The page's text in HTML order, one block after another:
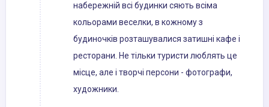
набережній всі будинки сяють всіма
кольорами веселки, в кожному з
будиночків розташувалися затишні кафе і
ресторани. Не тільки туристи люблять це
місце, але і творчі персони - фотографи,
художники.